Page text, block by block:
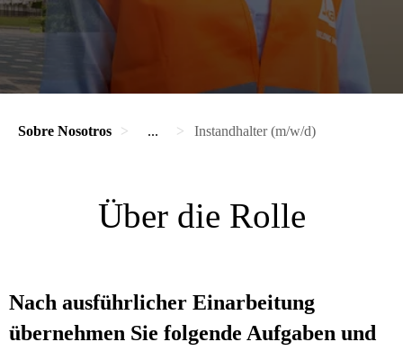
Sobre Nosotros ... Instandhalter (m/w/d)
Über die Rolle
Nach ausführlicher Einarbeitung
übernehmen Sie folgende Aufgaben und